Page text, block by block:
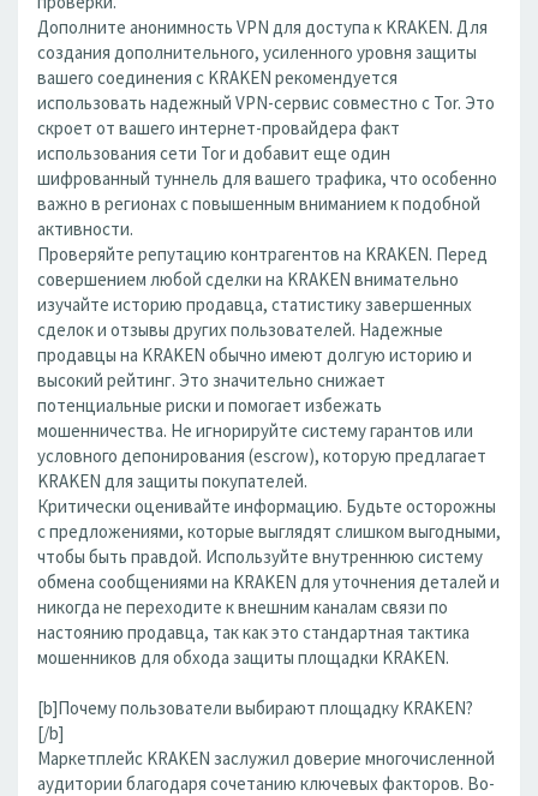
Дополните анонимность VPN для доступа к KRAKEN. Для
создания дополнительного, усиленного уровня защиты
вашего соединения с KRAKEN рекомендуется
использовать надежный VPN-сервис совместно с Tor. Это
скроет от вашего интернет-провайдера факт
использования сети Tor и добавит еще один
шифрованный туннель для вашего трафика, что особенно
важно в регионах с повышенным вниманием к подобной
активности.
Проверяйте репутацию контрагентов на KRAKEN. Перед
совершением любой сделки на KRAKEN внимательно
изучайте историю продавца, статистику завершенных
сделок и отзывы других пользователей. Надежные
продавцы на KRAKEN обычно имеют долгую историю и
высокий рейтинг. Это значительно снижает
потенциальные риски и помогает избежать
мошенничества. Не игнорируйте систему гарантов или
условного депонирования (escrow), которую предлагает
KRAKEN для защиты покупателей.
Критически оценивайте информацию. Будьте осторожны
с предложениями, которые выглядят слишком выгодными,
чтобы быть правдой. Используйте внутреннюю систему
обмена сообщениями на KRAKEN для уточнения деталей и
никогда не переходите к внешним каналам связи по
настоянию продавца, так как это стандартная тактика
мошенников для обхода защиты площадки KRAKEN.
[b]Почему пользователи выбирают площадку KRAKEN?
[/b]
Маркетплейс KRAKEN заслужил доверие многочисленной
аудитории благодаря сочетанию ключевых факторов. Во-